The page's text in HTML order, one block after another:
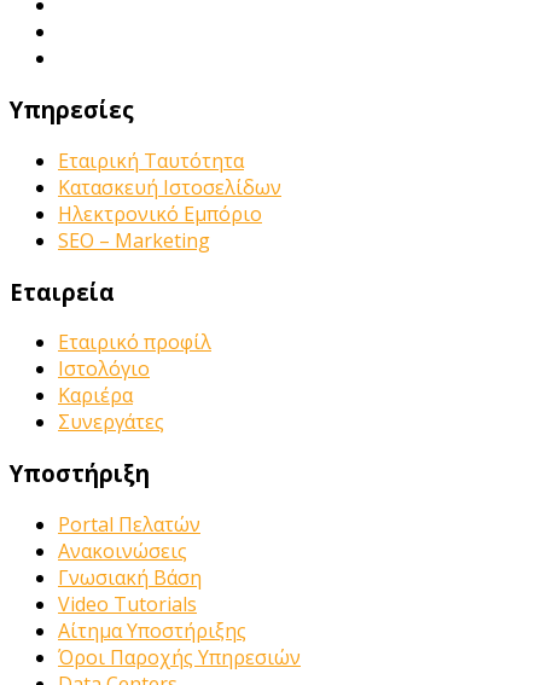
Υπηρεσίες
Εταιρική Ταυτότητα
Κατασκευή Ιστοσελίδων
Ηλεκτρονικό Εμπόριο
SEO – Marketing
Εταιρεία
Εταιρικό προφίλ
Ιστολόγιο
Καριέρα
Συνεργάτες
Υποστήριξη
Portal Πελατών
Ανακοινώσεις
Γνωσιακή Βάση
Video Tutorials
Αίτημα Υποστήριξης
Όροι Παροχής Υπηρεσιών